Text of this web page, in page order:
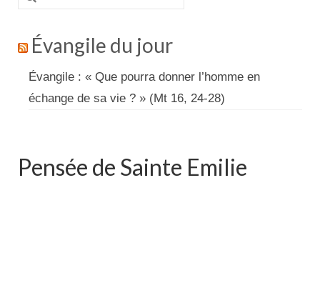
:
Évangile du jour
Évangile : « Que pourra donner l’homme en
échange de sa vie ? » (Mt 16, 24-28)
Pensée de Sainte Emilie